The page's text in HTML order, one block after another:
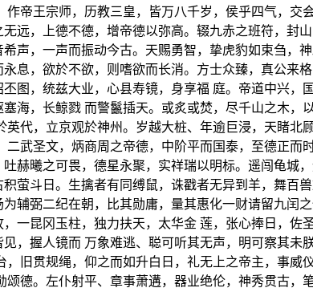
作帝王宗师，历教三皇，皆万八千岁，侯乎四气，
远，上德不德，增帝德以弥高。辍九赤之班符，
声，一声而振动今古。天赐勇智，挚虎豹如束刍
息，欲於不欲，则嗜欲而长消。方士众臻，真公来
图，统兹大业，心县寿镜，身享福 庭。帝道中兴
海，长鲸戮 而警鬣插天。或炙或焚，尽千山之木
英代，立京观於神州。岁越大桩、年逾巨浸，天睹
武圣文，炳商周之帝德，中阶平而国泰，至德正
赫曦之可畏，德星永聚，实祥瑞以明标。遥闯龟
萤斗日。生擒者有同缚鼠，诛戳者无异到羊，舞
辅弼二纪在朝，比其勋庸，量其惠化一财请留九
一昆冈玉柱，独力扶天，太华金 莲，张心捧日，
，握人镜而 万象难逃、聪可听其无声，明可察其
旧贯规绳，仰之而如升白日，礼无上之帝主，事
德。左仆射平、章事萧遘，器业绝伦，神秀贯古